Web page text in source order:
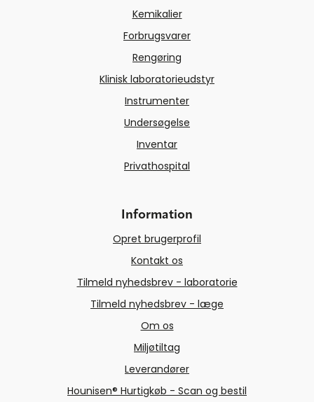
Kemikalier
Forbrugsvarer
Rengøring
Klinisk laboratorieudstyr
Instrumenter
Undersøgelse
Inventar
Privathospital
Information
Opret brugerprofil
Kontakt os
Tilmeld nyhedsbrev - laboratorie
Tilmeld nyhedsbrev - læge
Om os
Miljøtiltag
Leverandører
Hounisen® Hurtigkøb - Scan og bestil